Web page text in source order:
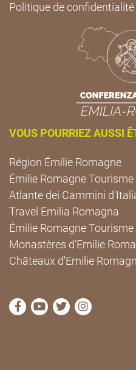
Politique de
VOUS POURRIEZ AUSSI
Région Émilie Romagne
Émilie Romagne Tourisme
Atlante dei Cammini
Travel Emilia Romagna
Émilie Romagne
Monastères d'Emilie
Châteaux d'Emilie
Visitez la page
Visitez la page
Visitez laVisitez la